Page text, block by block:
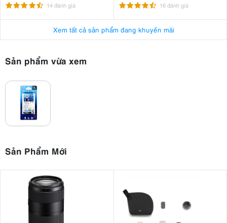
14 đánh giá 100TBR 16 đánh giá
Xem tất cả sản phẩm đang khuyến mãi
Sản phẩm vừa xem
Sản Phẩm Mới